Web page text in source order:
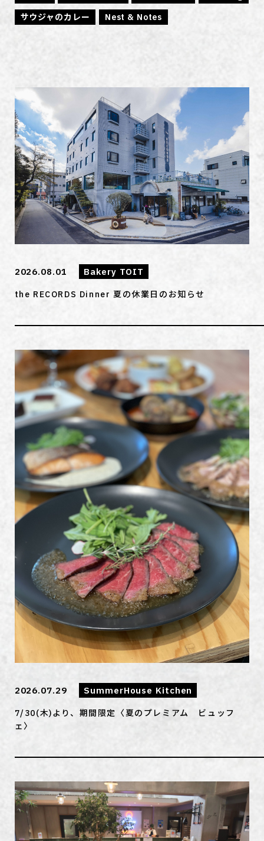
サウジャのカレー
Nest & Notes
2026.08.01 Bakery TOIT
the RECORDS Dinner 夏の休業日のお知らせ
2026.07.29 SummerHouse Kitchen
7/30(木)より、期間限定〈夏のプレミアム ビュッフ
ェ〉